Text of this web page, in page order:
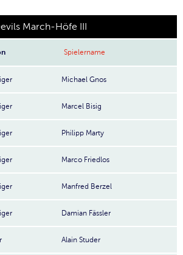
March-Höfe III
Spielername
Michael Gnos
Marcel Bisig
Philipp Marty
Marco Friedlos
Manfred Berzel
Damian Fässler
Alain Studer